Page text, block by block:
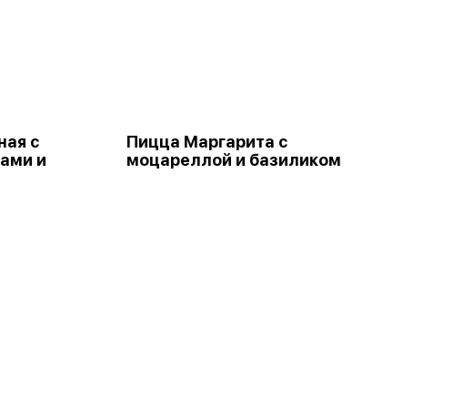
с
и
Пицца Маргарита с
моцареллой и базиликом